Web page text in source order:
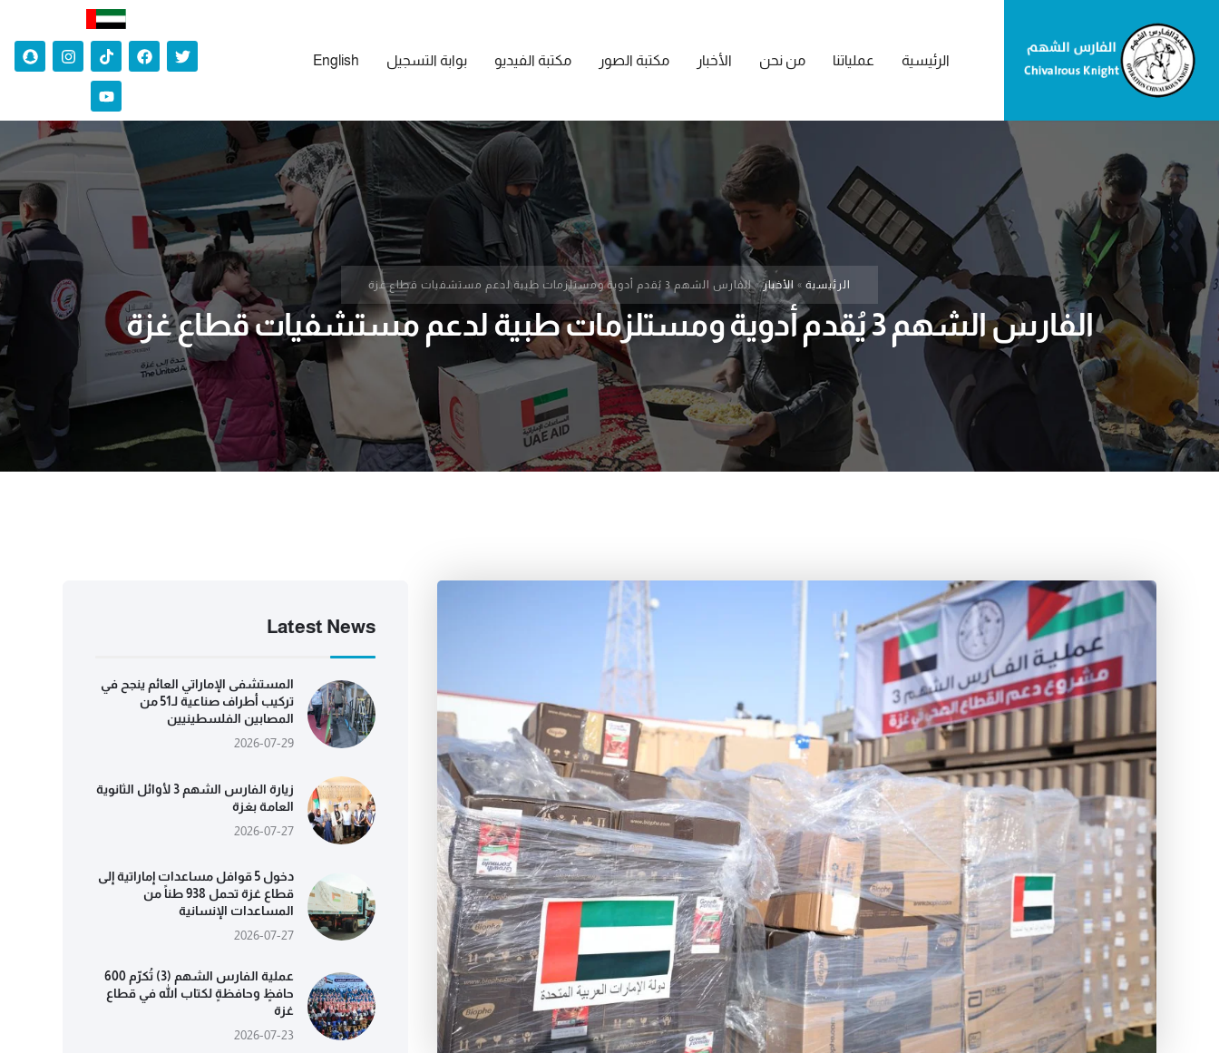
الرئيسية عملياتنا من نحن الأخبار مكتبة الصور مكتبة الفيديو بوابة التسجيل English
الرئيسية » الأخبار»الفارس الشهم 3 يُقدم أدوية ومستلزمات طبية لدعم مستشفيات قطاع غزة
الفارس الشهم 3 يُقدم أدوية ومستلزمات طبية لدعم مستشفيات قطاع غزة
Latest News
المستشفى الإماراتي العائم ينجح في
تركيب أطراف صناعية لـ51 من
المصابين الفلسطينيين
2026-07-29
زيارة الفارس الشهم 3 لأوائل الثانوية
العامة بغزة
2026-07-27
دخول 5 قوافل مساعدات إماراتية إلى
قطاع غزة تحمل 938 طناً من
المساعدات الإنسانية
2026-07-27
عملية الفارس الشهم (3) تُكرّم 600
حافظٍ وحافظةٍ لكتاب الله في قطاع
غزة
2026-07-23